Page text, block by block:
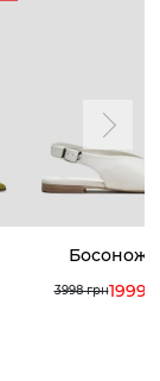
3998 грн1999